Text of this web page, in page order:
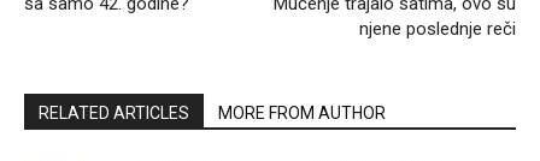
njene poslednje reči
RELATED ARTICLES MORE FROM AUTHOR